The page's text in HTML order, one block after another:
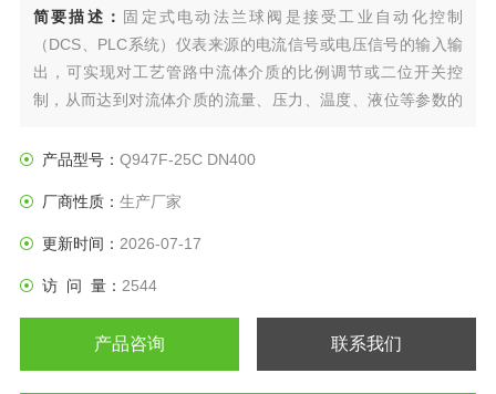
简要描述： 固定式电动法兰球阀是接受工业自动化控制
（DCS、PLC系统）仪表来源的电流信号或电压信号的输入输
出，可实现对工艺管路中流体介质的比例调节或二位开关控
制，从而达到对流体介质的流量、压力、温度、液位等参数的
产品型号： Q947F-25C DN400
厂商性质： 生产厂家
更新时间： 2026-07-17
访 问 量： 2544
产品咨询 联系我们